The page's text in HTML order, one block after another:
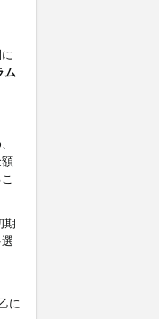
ム
期
に